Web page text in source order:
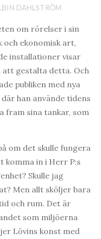
DAHLSTRÖM
om rörelser i sin
och ekonomisk art,
installationer visar
att gestalta detta. Och
publiken med nya
han använde tidens
fram sina tankar, som
om det skulle fungera
komma in i Herr P:s
Skulle jag
Men allt sköljer bara
och rum. Det är
som miljöerna
Lövins konst med